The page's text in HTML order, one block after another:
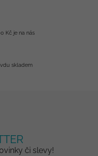
Kč je na nás
skladem
či slevy!